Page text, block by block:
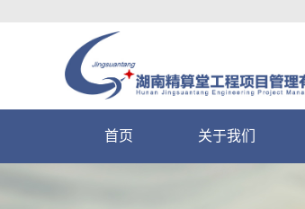
首页 关于我们